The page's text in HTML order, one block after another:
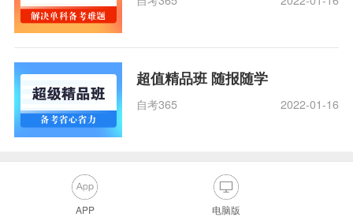
超值精品班 随报随学
自考365 2022-01-16
APP 电脑版